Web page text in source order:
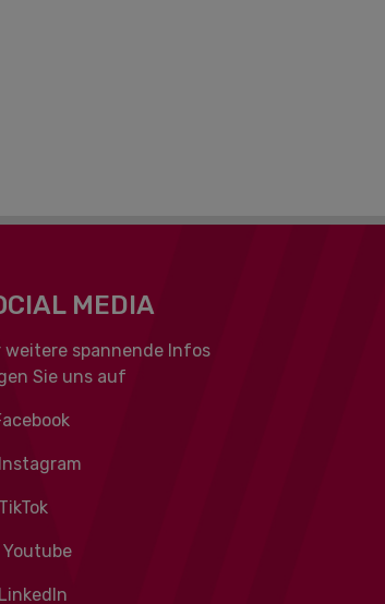
MEDIA
weitere spannende Infos
Sie uns auf
Youtube
LinkedIn